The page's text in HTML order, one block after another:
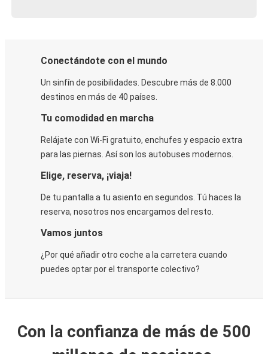
Conectándote con el mundo
Un sinfín de posibilidades. Descubre más de 8.000
destinos en más de 40 países.
Tu comodidad en marcha
Relájate con Wi-Fi gratuito, enchufes y espacio extra
para las piernas. Así son los autobuses modernos.
Elige, reserva, ¡viaja!
De tu pantalla a tu asiento en segundos. Tú haces la
reserva, nosotros nos encargamos del resto.
Vamos juntos
¿Por qué añadir otro coche a la carretera cuando
puedes optar por el transporte colectivo?
Con la confianza de más de 500